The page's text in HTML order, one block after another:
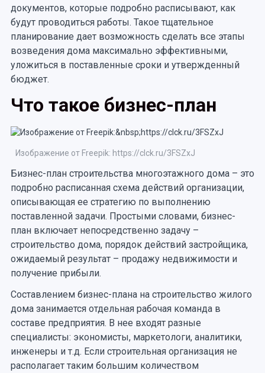
документов, которые подробно расписывают, как
будут проводиться работы. Такое тщательное
планирование дает возможность сделать все этапы
возведения дома максимально эффективными,
уложиться в поставленные сроки и утвержденный
бюджет.
Что такое бизнес-план
Изображение от Freepik: https://clck.ru/3FSZxJ
Бизнес-план строительства многоэтажного дома – это
подробно расписанная схема действий организации,
описывающая ее стратегию по выполнению
поставленной задачи. Простыми словами, бизнес-
план включает непосредственно задачу –
строительство дома, порядок действий застройщика,
ожидаемый результат – продажу недвижимости и
получение прибыли.
Составлением бизнес-плана на строительство жилого
дома занимается отдельная рабочая команда в
составе предприятия. В нее входят разные
специалисты: экономисты, маркетологи, аналитики,
инженеры и т.д. Если строительная организация не
располагает таким большим количеством